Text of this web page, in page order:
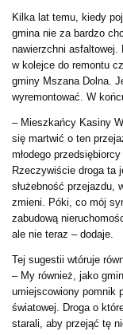
Kilka lat temu, kiedy
gmina nie za bardzo
nawierzchni asfaltowej.
w kolejce do remontu
gminy Mszana Dolna.
wyremontować. W
– Mieszkańcy Kasiny
się martwić o ten
młodego
Rzeczywiście droga ta
służebność przejazdu,
zmieni. Póki, co mój
zabudową
ale nie teraz – dodaje.
Tej sugestii wtóruje
– My również, jako
umiejscowiony pomnik
światowej. Droga o
starali, aby przejąć tę